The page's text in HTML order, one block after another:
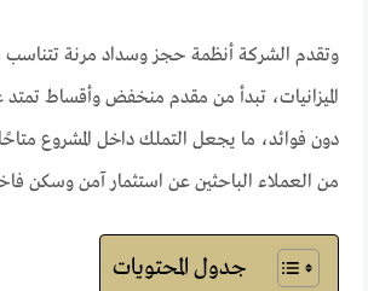
وتقدم الشركة أنظمة حجز وسداد مرنة
الميزانيات، تبدأ من مقدم منخفض وأقساط تمتد
دون فوائد، ما يجعل التملك داخل المشروع
من العملاء الباحثين عن استثمار آمن وسكن
جدول المحتويات